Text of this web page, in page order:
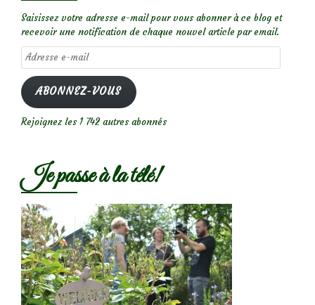
Saisissez votre adresse e-mail pour vous abonner à ce blog et
recevoir une notification de chaque nouvel article par email.
Adresse
e-
mail
ABONNEZ-VOUS
Rejoignez les 1 742 autres abonnés
Je passe à la télé!